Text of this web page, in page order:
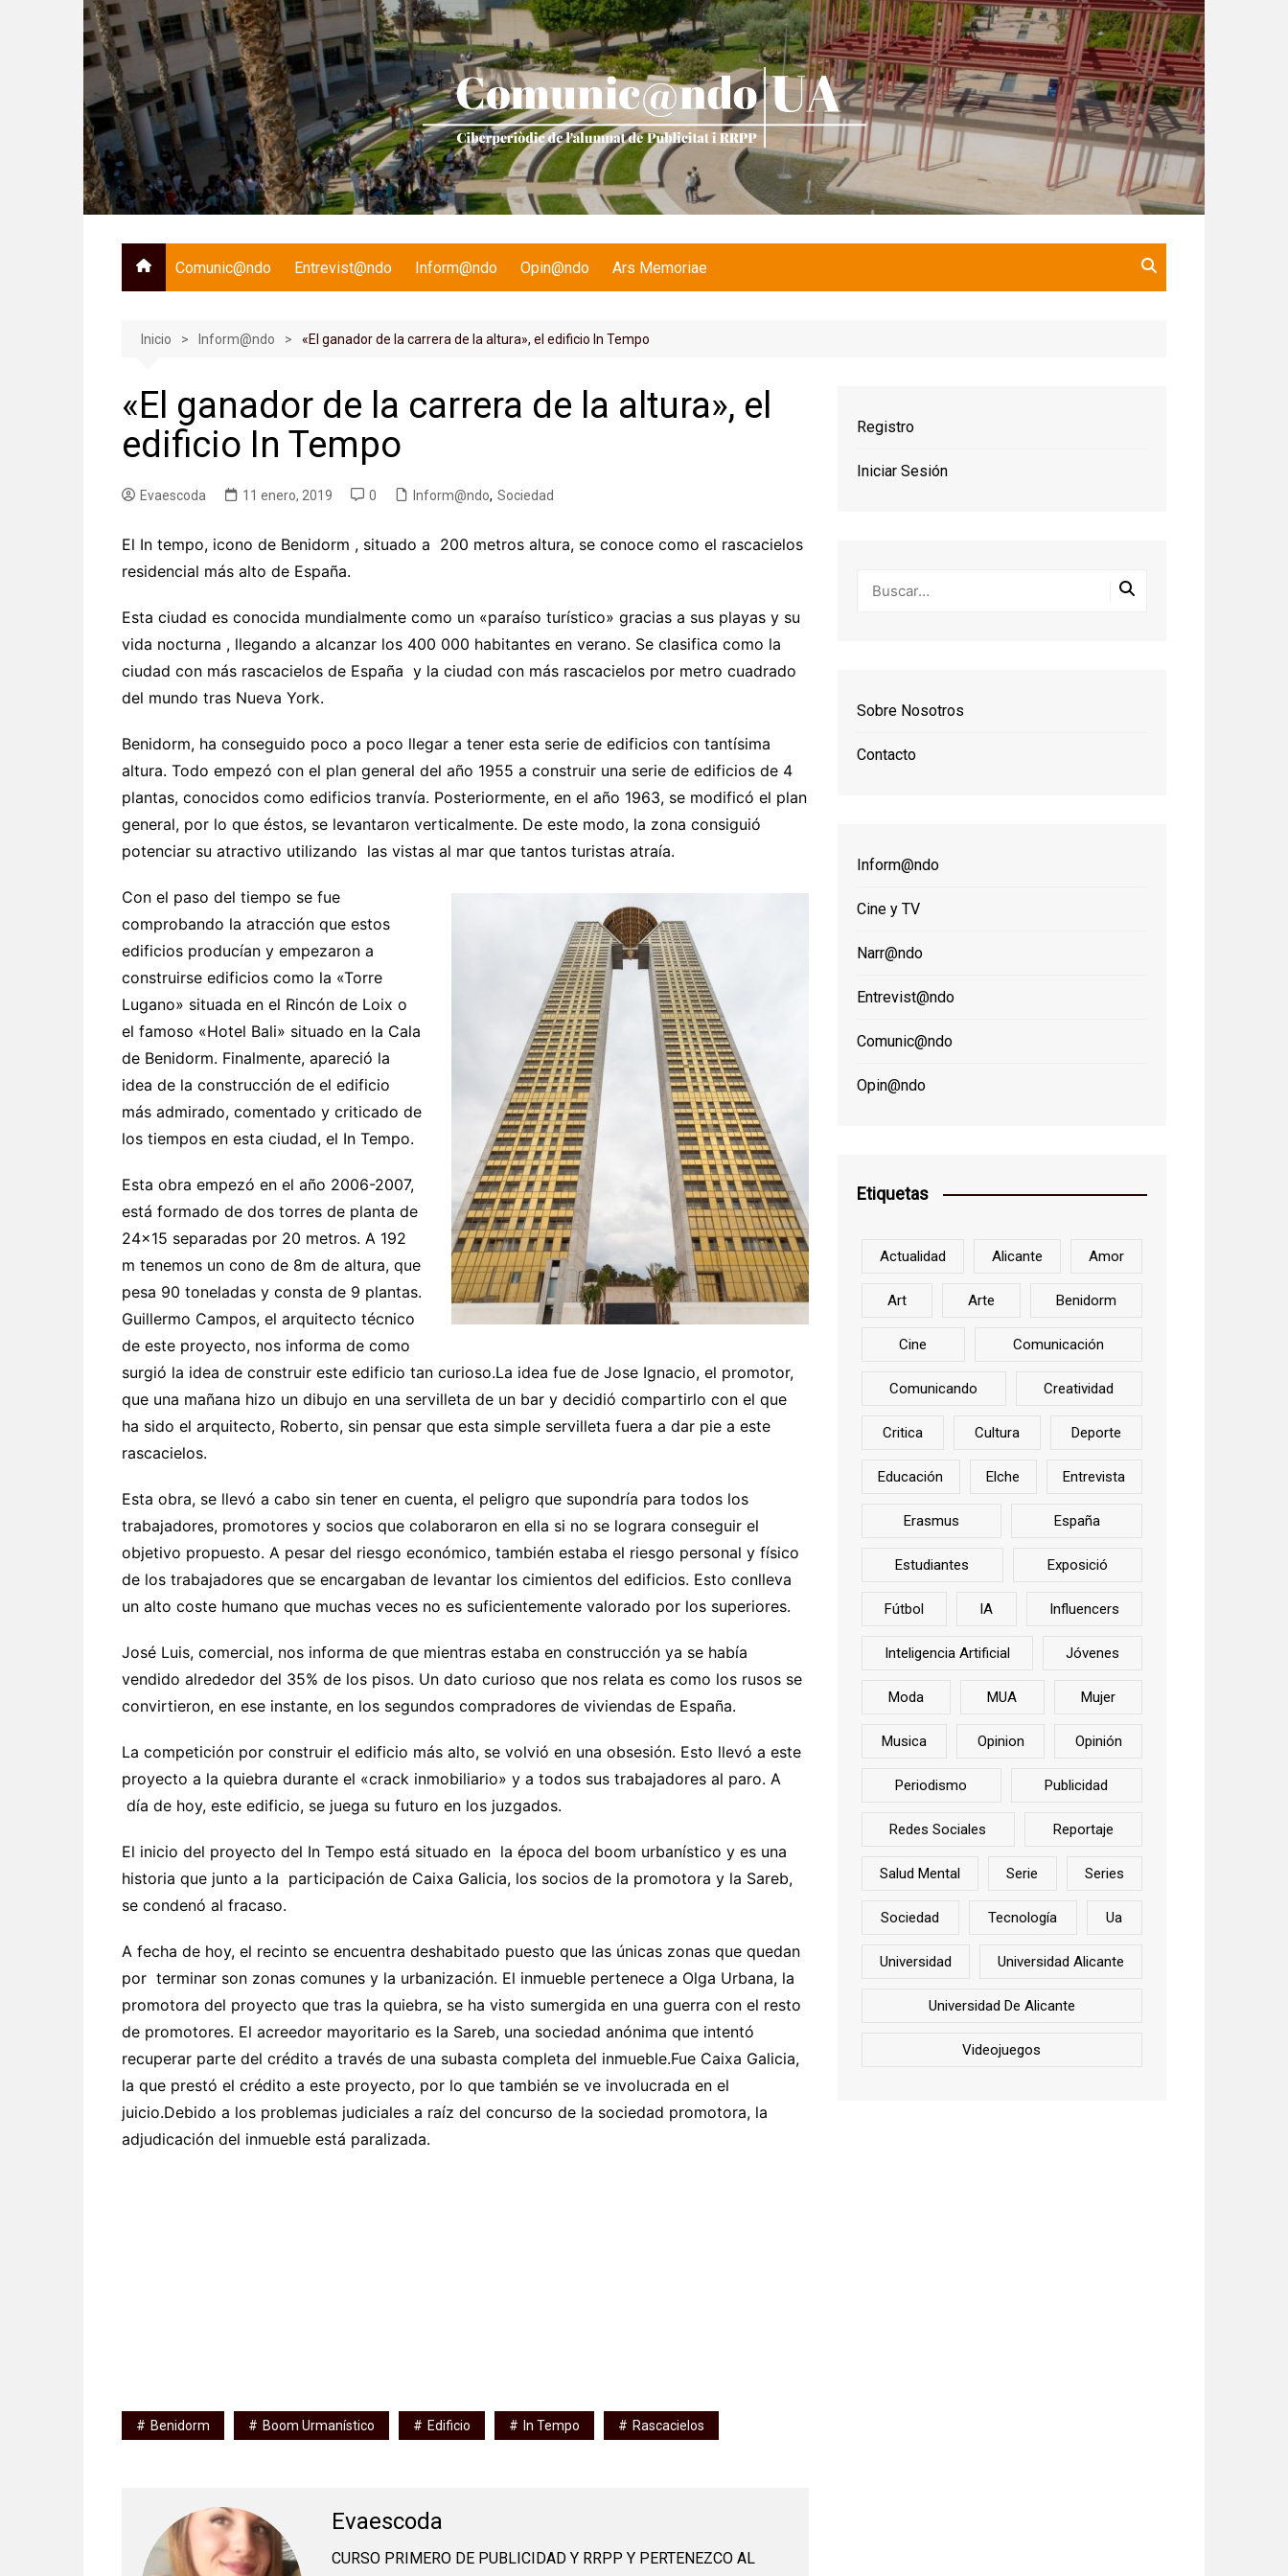
Comunic@ndo Entrevist@ndo Inform@ndo Opin@ndo Ars Memoriae
Inicio Inform@ndo «El ganador de la carrera de la altura», el edificio In Tempo
«El ganador de la carrera de la altura», el
edificio In Tempo
Evaescoda 11 enero, 2019 0 Inform@ndo, Sociedad
El In tempo, icono de Benidorm , situado a 200 metros altura, se conoce como el rascacielos
residencial más alto de España.
Esta ciudad es conocida mundialmente como un «paraíso turístico» gracias a sus playas y su
vida nocturna , llegando a alcanzar los 400 000 habitantes en verano. Se clasifica como la
ciudad con más rascacielos de España y la ciudad con más rascacielos por metro cuadrado
del mundo tras Nueva York.
Benidorm, ha conseguido poco a poco llegar a tener esta serie de edificios con tantísima
altura. Todo empezó con el plan general del año 1955 a construir una serie de edificios de 4
plantas, conocidos como edificios tranvía. Posteriormente, en el año 1963, se modificó el plan
general, por lo que éstos, se levantaron verticalmente. De este modo, la zona consiguió
potenciar su atractivo utilizando las vistas al mar que tantos turistas atraía.
Con el paso del tiempo se fue
comprobando la atracción que estos
edificios producían y empezaron a
construirse edificios como la «Torre
Lugano» situada en el Rincón de Loix o
el famoso «Hotel Bali» situado en la Cala
de Benidorm. Finalmente, apareció la
idea de la construcción de el edificio
más admirado, comentado y criticado de
los tiempos en esta ciudad, el In Tempo.
Esta obra empezó en el año 2006-2007,
está formado de dos torres de planta de
24×15 separadas por 20 metros. A 192
m tenemos un cono de 8m de altura, que
pesa 90 toneladas y consta de 9 plantas.
Guillermo Campos, el arquitecto técnico
de este proyecto, nos informa de como
surgió la idea de construir este edificio tan curioso.La idea fue de Jose Ignacio, el promotor,
que una mañana hizo un dibujo en una servilleta de un bar y decidió compartirlo con el que
ha sido el arquitecto, Roberto, sin pensar que esta simple servilleta fuera a dar pie a este
rascacielos.
Esta obra, se llevó a cabo sin tener en cuenta, el peligro que supondría para todos los
trabajadores, promotores y socios que colaboraron en ella si no se lograra conseguir el
objetivo propuesto. A pesar del riesgo económico, también estaba el riesgo personal y físico
de los trabajadores que se encargaban de levantar los cimientos del edificios. Esto conlleva
un alto coste humano que muchas veces no es suficientemente valorado por los superiores.
José Luis, comercial, nos informa de que mientras estaba en construcción ya se había
vendido alrededor del 35% de los pisos. Un dato curioso que nos relata es como los rusos se
convirtieron, en ese instante, en los segundos compradores de viviendas de España.
La competición por construir el edificio más alto, se volvió en una obsesión. Esto llevó a este
proyecto a la quiebra durante el «crack inmobiliario» y a todos sus trabajadores al paro. A
día de hoy, este edificio, se juega su futuro en los juzgados.
El inicio del proyecto del In Tempo está situado en la época del boom urbanístico y es una
historia que junto a la participación de Caixa Galicia, los socios de la promotora y la Sareb,
se condenó al fracaso.
A fecha de hoy, el recinto se encuentra deshabitado puesto que las únicas zonas que quedan
por terminar son zonas comunes y la urbanización. El inmueble pertenece a Olga Urbana, la
promotora del proyecto que tras la quiebra, se ha visto sumergida en una guerra con el resto
de promotores. El acreedor mayoritario es la Sareb, una sociedad anónima que intentó
recuperar parte del crédito a través de una subasta completa del inmueble.Fue Caixa Galicia,
la que prestó el crédito a este proyecto, por lo que también se ve involucrada en el
juicio.Debido a los problemas judiciales a raíz del concurso de la sociedad promotora, la
adjudicación del inmueble está paralizada.
Benidorm Boom Urmanístico Edificio In Tempo Rascacielos
Evaescoda
CURSO PRIMERO DE PUBLICIDAD Y RRPP Y PERTENEZCO AL
Registro
Iniciar Sesión
Sobre Nosotros
Contacto
Inform@ndo
Cine y TV
Narr@ndo
Entrevist@ndo
Comunic@ndo
Opin@ndo
Etiquetas
Actualidad Alicante Amor
Art Arte Benidorm
Cine Comunicación
Comunicando Creatividad
Critica Cultura Deporte
Educación Elche Entrevista
Erasmus España
Estudiantes Exposició
Fútbol IA Influencers
Inteligencia Artificial Jóvenes
Moda MUA Mujer
Musica Opinion Opinión
Periodismo Publicidad
Redes Sociales Reportaje
Salud Mental Serie Series
Sociedad Tecnología Ua
Universidad Universidad Alicante
Universidad De Alicante
Videojuegos